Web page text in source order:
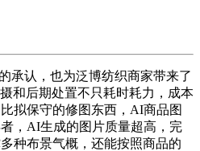
承认，也为泛博纺织商家带来了
和后期处置不只耗时耗力，成本
拟保守的修图东西，AI商品图
，AI生成的图片质量超高，完
种布景气概，还能按照商品的